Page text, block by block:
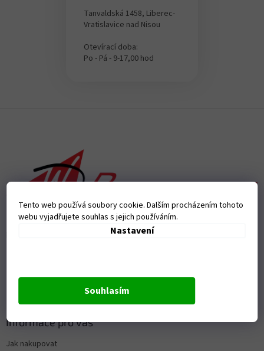
Tento web používá soubory cookie. Dalším procházením tohoto
webu vyjadřujete souhlas s jejich používáním.
Nastavení
Souhlasím
Tanvaldská 1458, Liberec-
Vratislavice nad Nisou
Otevírací doba:
Po - Pá - 9-17,00 hod
Informace pro vás
Jak nakupovat